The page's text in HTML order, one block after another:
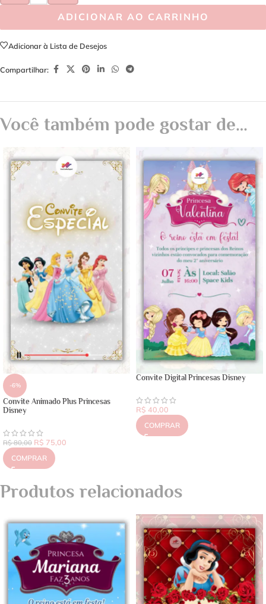
ADICIONAR AO CARRINHO
Adicionar à Lista de Desejos
Compartilhar:
Você também pode gostar de…
-6%
Convite Animado Plus Princesas
Disney
R$80,00 R$ 75,00
COMPRAR
Convite Digital Princesas Disney
R$ 40,00
COMPRAR
Produtos relacionados